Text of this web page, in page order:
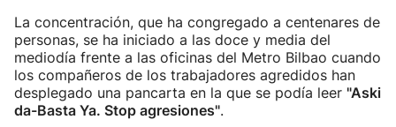
La concentración, que ha congregado a centenares de
personas, se ha iniciado a las doce y media del
mediodía frente a las oficinas del Metro Bilbao cuando
los compañeros de los trabajadores agredidos han
desplegado una pancarta en la que se podía leer "Aski
da-Basta Ya. Stop agresiones".